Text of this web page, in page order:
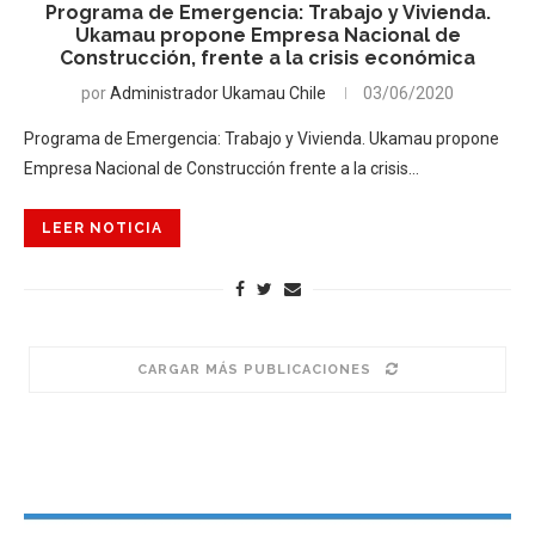
Programa de Emergencia: Trabajo y Vivienda.
Ukamau propone Empresa Nacional de
Construcción, frente a la crisis económica
porAdministrador Ukamau Chile 03/06/2020
Programa de Emergencia: Trabajo y Vivienda. Ukamau propone
Empresa Nacional de Construcción frente a la crisis…
LEER NOTICIA
CARGAR MÁS PUBLICACIONES